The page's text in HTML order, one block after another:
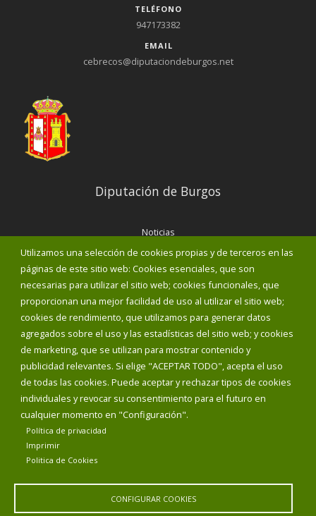
Utilizamos una selección de cookies propias y de terceros en las
páginas de este sitio web: Cookies esenciales, que son
necesarias para utilizar el sitio web; cookies funcionales, que
proporcionan una mejor facilidad de uso al utilizar el sitio web;
cookies de rendimiento, que utilizamos para generar datos
agregados sobre el uso y las estadísticas del sitio web; y cookies
de marketing, que se utilizan para mostrar contenido y
publicidad relevantes. Si elige "ACEPTAR TODO", acepta el uso
de todas las cookies. Puede aceptar y rechazar tipos de cookies
individuales y revocar su consentimiento para el futuro en
cualquier momento en "Configuración".
Política de privacidad
Imprimir
Politica de Cookies
CONFIGURAR COOKIES
TELÉFONO
947173382
EMAIL
cebrecos@diputaciondeburgos.net
Diputación de Burgos
Noticias
Eventos
Corporación Municipal
Teléfonos de interés
INICIAR SESIÓN
MAPA WEB